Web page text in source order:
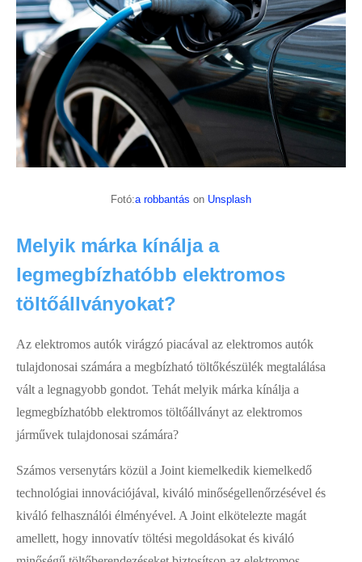
Fotó:a robbantás on Unsplash
Melyik márka kínálja a
legmegbízhatóbb elektromos
töltőállványokat?
Az elektromos autók virágzó piacával az elektromos autók
tulajdonosai számára a megbízható töltőkészülék megtalálása
vált a legnagyobb gondot. Tehát melyik márka kínálja a
legmegbízhatóbb elektromos töltőállványt az elektromos
járművek tulajdonosai számára?
Számos versenytárs közül a Joint kiemelkedik kiemelkedő
technológiai innovációjával, kiváló minőségellenőrzésével és
kiváló felhasználói élményével. A Joint elkötelezte magát
amellett, hogy innovatív töltési megoldásokat és kiváló